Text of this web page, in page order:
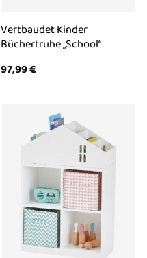
Vertbaudet Kinder
Büchertruhe „School“
97,99€